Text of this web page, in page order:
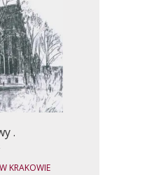
.
KRAKOWIE